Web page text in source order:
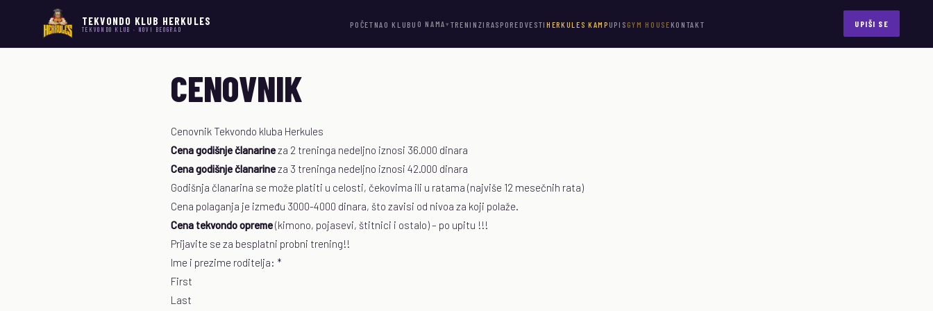
TEKVONDO KLUB HERKULES
TEKVONDO KLUB · NOVI BEOGRAD
POČETNA O KLUBU O NAMA▾ TRENINZI RASPORED VESTI HERKULES KAMP UPIS GYM HOUSE KONTAKT UPIŠI SE
CENOVNIK
Cenovnik Tekvondo kluba Herkules
Cena godišnje članarineza 2 treninga nedeljno iznosi 36.000 dinara
Cena godišnje članarineza 3 treninga nedeljno iznosi 42.000 dinara
Godišnja članarina se može platiti u celosti, čekovima ili u ratama (najviše 12 mesečnih rata)
Cena polaganja je između 3000-4000 dinara, što zavisi od nivoa za koji polaže.
Cena tekvondo opreme(kimono, pojasevi, štitnici i ostalo) – po upitu !!!
Prijavite se za besplatni probni trening!!
Ime i prezime roditelja: *
First
Last